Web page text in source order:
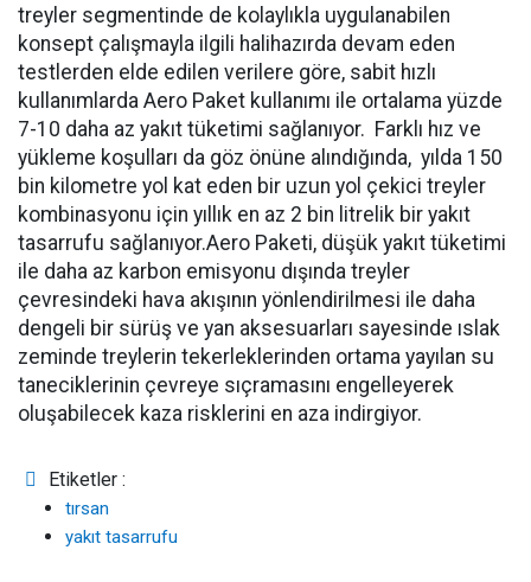
treyler segmentinde de kolaylıkla uygulanabilen
konsept çalışmayla ilgili halihazırda devam eden
testlerden elde edilen verilere göre, sabit hızlı
kullanımlarda Aero Paket kullanımı ile ortalama yüzde
7-10 daha az yakıt tüketimi sağlanıyor. Farklı hız ve
yükleme koşulları da göz önüne alındığında, yılda 150
bin kilometre yol kat eden bir uzun yol çekici treyler
kombinasyonu için yıllık en az 2 bin litrelik bir yakıt
tasarrufu sağlanıyor.Aero Paketi, düşük yakıt tüketimi
ile daha az karbon emisyonu dışında treyler
çevresindeki hava akışının yönlendirilmesi ile daha
dengeli bir sürüş ve yan aksesuarları sayesinde ıslak
zeminde treylerin tekerleklerinden ortama yayılan su
taneciklerinin çevreye sıçramasını engelleyerek
oluşabilecek kaza risklerini en aza indirgiyor.
Etiketler :
tırsan
yakıt tasarrufu